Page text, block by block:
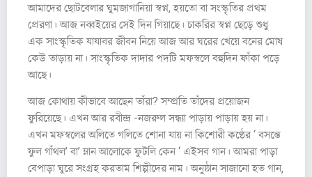
আমাদের ছোটবেলার ঘুমজাগানিয়া স্বপ্ন, হয়তো বা সংস্কৃতির প্রথম
প্রেরণা। আজ নব্বইয়ের সেই দিন গিয়াছে। চাকরির স্বপ্ন ছেড়ে শুধু
এক সাংস্কৃতিক যাযাবর জীবন নিয়ে আজ আর ঘরের খেয়ে বনের মোষ
কেউ তাড়ায় না। সাংস্কৃতিক দাদার পদটি মফস্বলে বহুদিন ফাঁকা পড়ে
আছে।
আজ কোথায় কীভাবে আছেন তাঁরা? সম্প্রতি তাঁদের প্রয়োজন
ফুরিয়েছে। এখন আর রবীন্দ্র -নজরুল সন্ধ্যা পাড়ায় পাড়ায় হয় না।
এখন মফস্বলের অলিতে গলিতে শোনা যায় না কিশোরী কণ্ঠের ‘ বসন্তে
ফুল গাঁথল’ বা’ ম্লান আলোকে ফুটলি কেন ‘ এইসব গান। আমরা পাড়া
বেপাড়া ঘুরে সংগ্রহ করতাম শিল্পীদের নাম। অনুষ্ঠান সাজানো হত গান,